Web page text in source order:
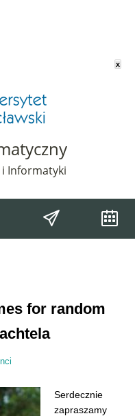
x
i Informatyki
for random
Serdecznie
zapraszamy